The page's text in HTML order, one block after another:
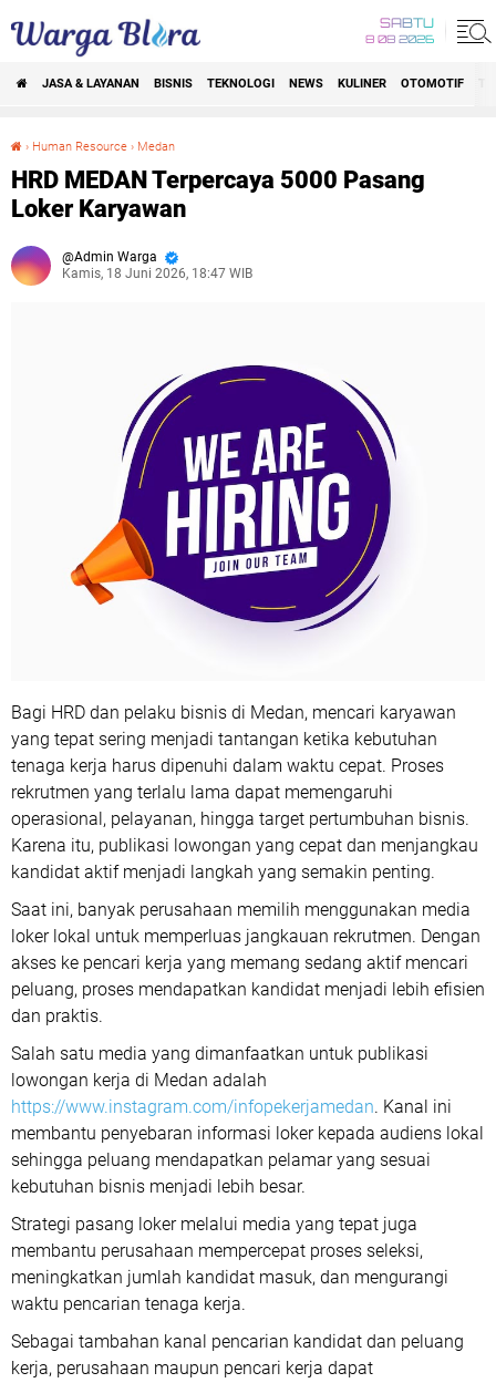
SABTU
8 08 2026
JASA & LAYANAN BISNIS TEKNOLOGI NEWS KULINER OTOMOTIF
› Human Resource › Medan
HRD MEDAN Terpercaya 5000 Pasang
Loker Karyawan
Admin Warga
Kamis, 18 Juni 2026, 18:47 WIB
Bagi HRD dan pelaku bisnis di Medan, mencari karyawan
yang tepat sering menjadi tantangan ketika kebutuhan
tenaga kerja harus dipenuhi dalam waktu cepat. Proses
rekrutmen yang terlalu lama dapat memengaruhi
operasional, pelayanan, hingga target pertumbuhan bisnis.
Karena itu, publikasi lowongan yang cepat dan menjangkau
kandidat aktif menjadi langkah yang semakin penting.
Saat ini, banyak perusahaan memilih menggunakan media
loker lokal untuk memperluas jangkauan rekrutmen. Dengan
akses ke pencari kerja yang memang sedang aktif mencari
peluang, proses mendapatkan kandidat menjadi lebih efisien
dan praktis.
Salah satu media yang dimanfaatkan untuk publikasi
lowongan kerja di Medan adalah
https://www.instagram.com/infopekerjamedan. Kanal ini
membantu penyebaran informasi loker kepada audiens lokal
sehingga peluang mendapatkan pelamar yang sesuai
kebutuhan bisnis menjadi lebih besar.
Strategi pasang loker melalui media yang tepat juga
membantu perusahaan mempercepat proses seleksi,
meningkatkan jumlah kandidat masuk, dan mengurangi
waktu pencarian tenaga kerja.
Sebagai tambahan kanal pencarian kandidat dan peluang
kerja, perusahaan maupun pencari kerja dapat